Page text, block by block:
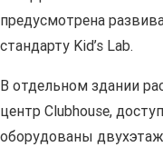
предусмотрена
стандарту Kid’s Lab.
В отдельном здании
центр Clubhouse,
оборудованы